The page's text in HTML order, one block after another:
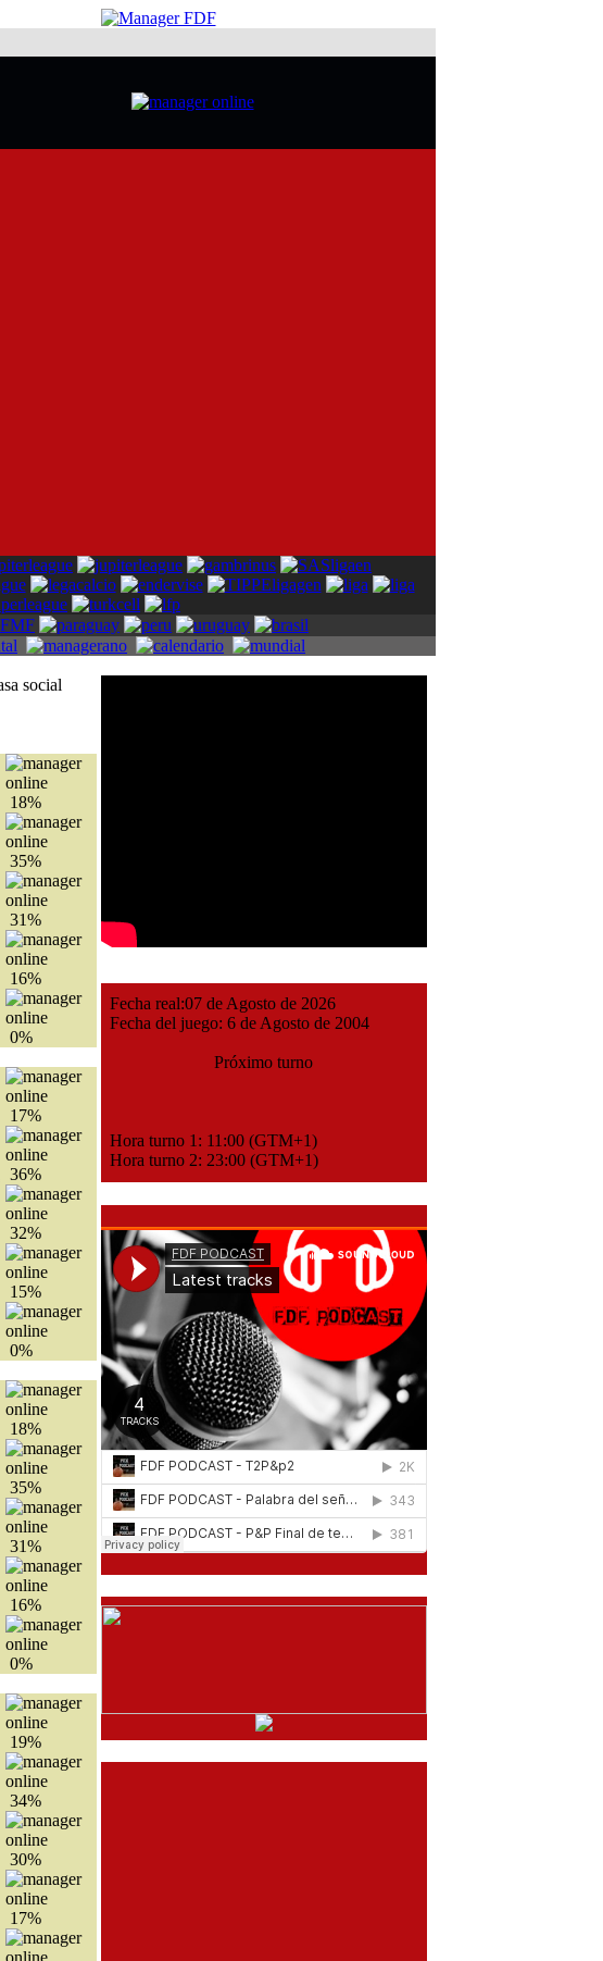
18%
35%
31%
16%
0%
17%
36%
32%
15%
0%
18%
35%
31%
16%
0%
19%
34%
30%
17%
Fecha real:07 de Agosto de 2026
Fecha del juego: 6 de Agosto de 2004
Próximo turno
Hora turno 1: 11:00 (GTM+1)
Hora turno 2: 23:00 (GTM+1)